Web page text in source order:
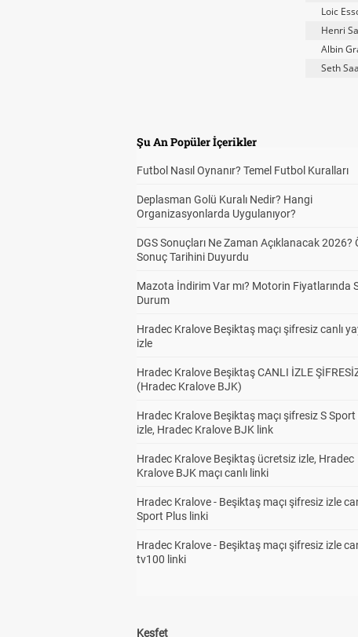
Loic
Henri
Albin
Seth
Şu An Popüler İçerikler
Futbol Nasıl Oynanır? Temel Futbol Kuralları
Deplasman Golü Kuralı Nedir? Hangi
Organizasyonlarda Uygulanıyor?
DGS Sonuçları Ne Zaman Açıklanacak 2026?
Sonuç Tarihini Duyurdu
Mazota İndirim Var mı? Motorin Fiyatlarında
Durum
Hradec Kralove Beşiktaş maçı şifresiz canlı
izle
Hradec Kralove Beşiktaş CANLI İZLE
(Hradec Kralove BJK)
Hradec Kralove Beşiktaş maçı şifresiz S
izle, Hradec Kralove BJK link
Hradec Kralove Beşiktaş ücretsiz izle, Hradec
Kralove BJK maçı canlı linki
Hradec Kralove - Beşiktaş maçı şifresiz izle
Sport Plus linki
Hradec Kralove - Beşiktaş maçı şifresiz izle
tv100 linki
Keşfet